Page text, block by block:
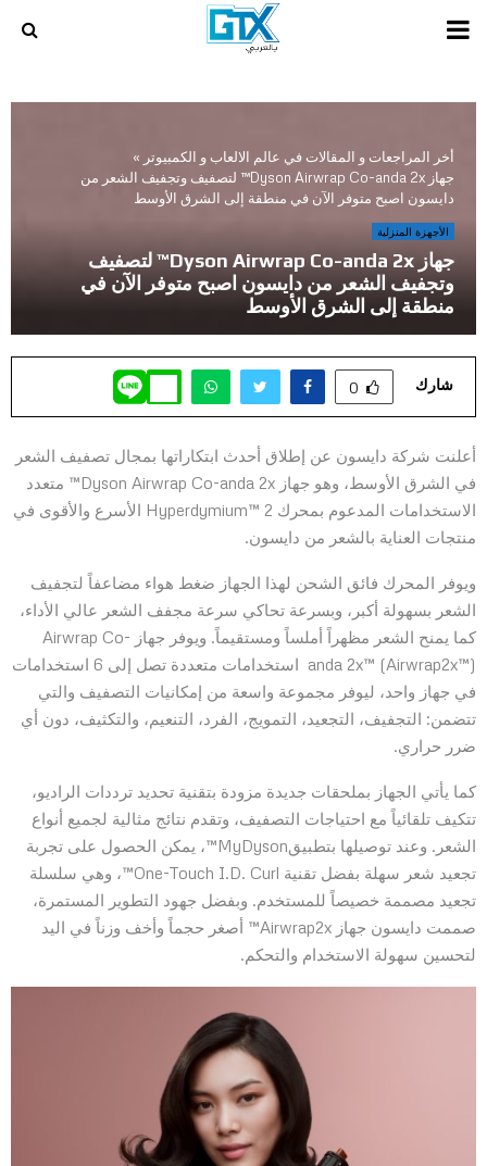
PRIMARY
أخر المراجعات و المقالات في عالم الالعاب و الكمبيوتر »
جهاز Dyson Airwrap Co-anda 2x™ لتصفيف وتجفيف الشعر من
دايسون اصبح متوفر الآن في منطقة إلى الشرق الأوسط
الأجهزة المنزلية
جهاز Dyson Airwrap Co-anda 2x™ لتصفيف
وتجفيف الشعر من دايسون اصبح متوفر الآن في
منطقة إلى الشرق الأوسط
شارك 0
أعلنت شركة دايسون عن إطلاق أحدث ابتكاراتها بمجال تصفيف الشعر
في الشرق الأوسط، وهو جهاز Dyson Airwrap Co-anda 2x™ متعدد
الاستخدامات المدعوم بمحرك Hyperdymium™ 2 الأسرع والأقوى في
منتجات العناية بالشعر من دايسون.
ويوفر المحرك فائق الشحن لهذا الجهاز ضغط هواء مضاعفاً لتجفيف
الشعر بسهولة أكبر، وبسرعة تحاكي سرعة مجفف الشعر عالي الأداء،
كما يمنح الشعر مظهراً أملساً ومستقيماً. ويوفر جهاز Airwrap Co-
anda 2x™ (Airwrap2x™) استخدامات متعددة تصل إلى 6 استخدامات
في جهاز واحد، ليوفر مجموعة واسعة من إمكانيات التصفيف والتي
تتضمن: التجفيف، التجعيد، التمويج، الفرد، التنعيم، والتكثيف، دون أي
ضرر حراري.
كما يأتي الجهاز بملحقات جديدة مزودة بتقنية تحديد ترددات الراديو،
تتكيف تلقائياً مع احتياجات التصفيف، وتقدم نتائج مثالية لجميع أنواع
الشعر. وعند توصيلها بتطبيقMyDyson™، يمكن الحصول على تجربة
تجعيد شعر سهلة بفضل تقنية One-Touch I.D. Curl™، وهي سلسلة
تجعيد مصممة خصيصاً للمستخدم. وبفضل جهود التطوير المستمرة،
صممت دايسون جهاز Airwrap2x™ أصغر حجماً وأخف وزناً في اليد
لتحسين سهولة الاستخدام والتحكم.